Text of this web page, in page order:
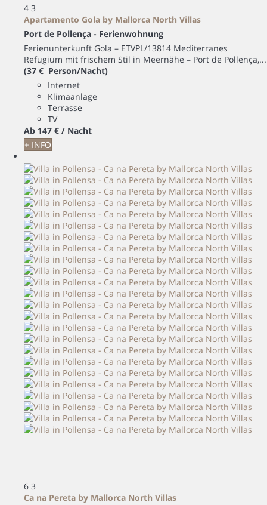
4 3
Apartamento Gola by Mallorca North Villas
Port de Pollença - Ferienwohnung
Ferienunterkunft Gola – ETVPL/13814 Mediterranes
Refugium mit frischem Stil in Meernähe – Port de Pollença,...
(37 € Person/Nacht)
Internet
Klimaanlage
Terrasse
TV
Ab 147 € / Nacht
+ INFO
6 3
Ca na Pereta by Mallorca North Villas